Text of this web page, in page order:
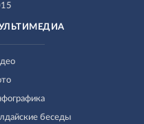
беседы